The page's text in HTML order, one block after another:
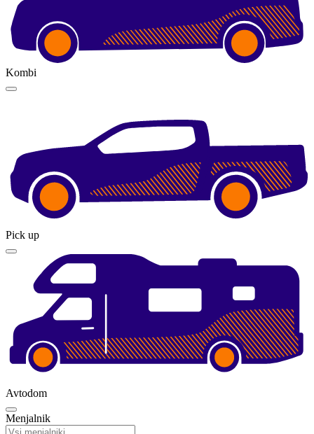
Kombi
Pick up
Avtodom
Menjalnik